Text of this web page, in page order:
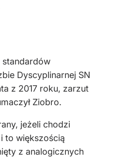
standardów
Dyscyplinarnej SN
z 2017 roku, zarzut
Ziobro.
jeżeli chodzi
to większością
z analogicznych